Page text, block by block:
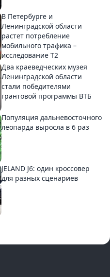
В Петербурге и
Ленинградской области
растет потребление
мобильного трафика –
исследование T2
Два краеведческих музея
Ленинградской области
стали победителями
грантовой программы ВТБ
Популяция дальневосточного
леопарда выросла в 6 раз
JELAND J6: один кроссовер
для разных сценариев